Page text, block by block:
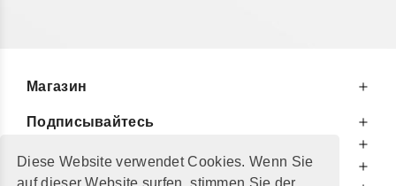
Diese Website verwendet Cookies. Wenn Sie
auf dieser Website surfen, stimmen Sie der
Магазин
Подписывайтесь
Информируем Вас